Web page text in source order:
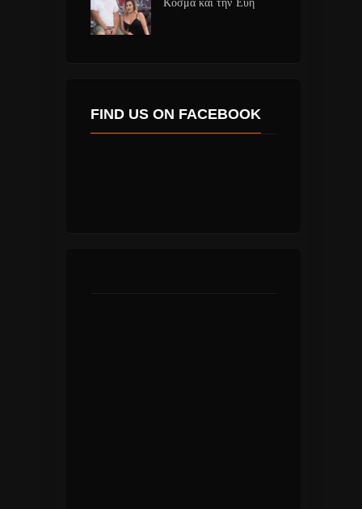
Κοσμά και την Έυη
FIND US ON FACEBOOK